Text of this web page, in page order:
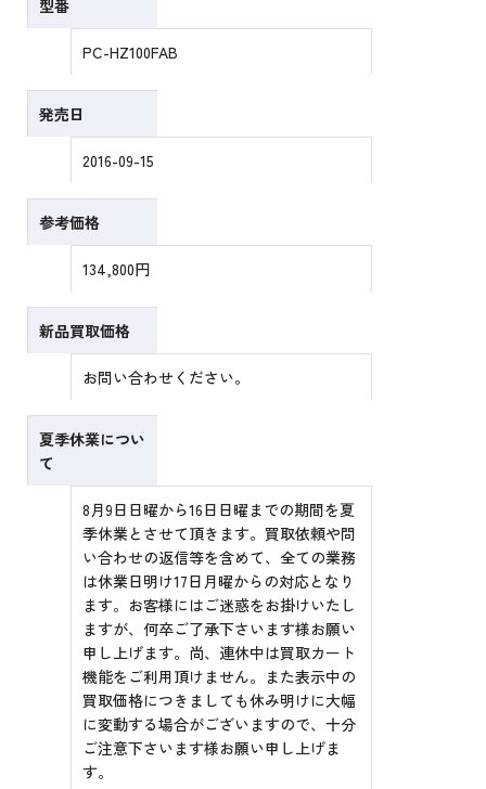
型番
PC-HZ100FAB
発売日
2016-09-15
参考価格
134,800円
新品買取価格
お問い合わせください。
夏季休業につい
て
8月9日日曜から16日日曜までの期間を夏
季休業とさせて頂きます。買取依頼や問
い合わせの返信等を含めて、全ての業務
は休業日明け17日月曜からの対応となり
ます。お客様にはご迷惑をお掛けいたし
ますが、何卒ご了承下さいます様お願い
申し上げます。尚、連休中は買取カート
機能をご利用頂けません。また表示中の
買取価格につきましても休み明けに大幅
に変動する場合がございますので、十分
ご注意下さいます様お願い申し上げま
す。